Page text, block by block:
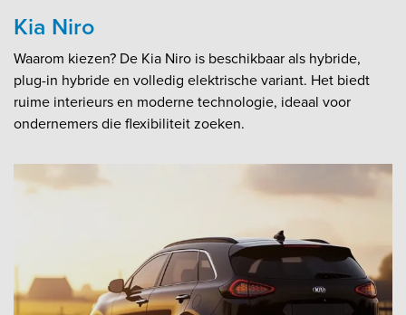
Kia Niro
Waarom kiezen? De Kia Niro is beschikbaar als hybride,
plug-in hybride en volledig elektrische variant. Het biedt
ruime interieurs en moderne technologie, ideaal voor
ondernemers die flexibiliteit zoeken.​